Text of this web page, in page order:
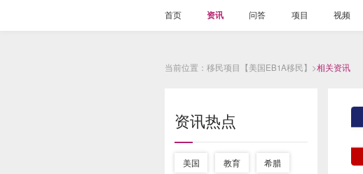
首页 资讯 问答 项目 视频
当前位置：移民项目【美国EB1A移民】>相关资讯
资讯热点
美国 教育 希腊